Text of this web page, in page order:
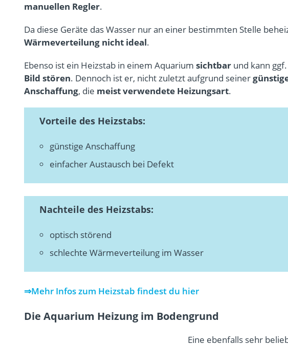
manuellen Regler.
Da diese Geräte das Wasser nur an einer bestimmten Stelle
Wärmeverteilung nicht ideal.
Ebenso ist ein Heizstab in einem Aquarium sichtbarund kann
Bild stören. Dennoch ist er, nicht zuletzt aufgrund seiner
Anschaffung, die meist verwendete Heizungsart.
Vorteile des Heizstabs:
günstige Anschaffung
einfacher Austausch bei Defekt
Nachteile des Heizstabs:
optisch störend
schlechte Wärmeverteilung im Wasser
⇒Mehr Infos zum Heizstab findest du hier
Die Aquarium Heizung im Bodengrund
Eine ebenfalls sehr